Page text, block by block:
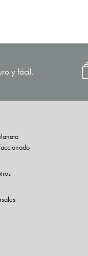
y fácil.